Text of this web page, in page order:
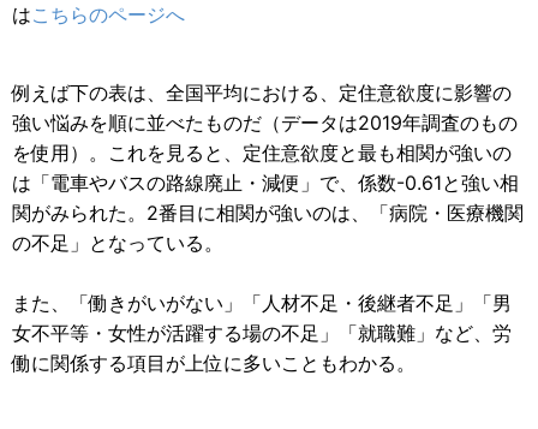
はこちらのページへ
例えば下の表は、全国平均における、定住意欲度に影響の
強い悩みを順に並べたものだ（データは2019年調査のもの
を使用）。これを見ると、定住意欲度と最も相関が強いの
は「電車やバスの路線廃止・減便」で、係数-0.61と強い相
関がみられた。2番目に相関が強いのは、「病院・医療機関
の不足」となっている。
また、「働きがいがない」「人材不足・後継者不足」「男
女不平等・女性が活躍する場の不足」「就職難」など、労
働に関係する項目が上位に多いこともわかる。